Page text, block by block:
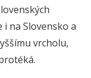
i na Slovensko a
vrcholu,